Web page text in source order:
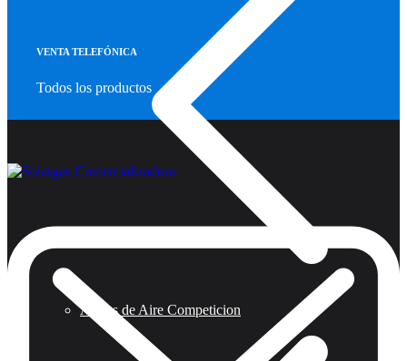
Armas de Aire Competicion
VENTA TELEFÓNICA
Todos los productos